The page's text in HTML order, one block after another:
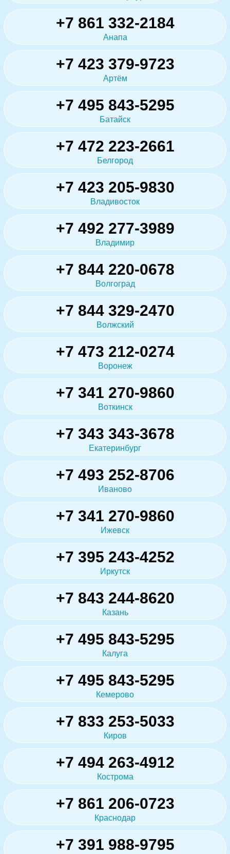
+7 861 332-2184
Анапа
+7 423 379-9723
Артём
+7 495 843-5295
Батайск
+7 472 223-2661
Белгород
+7 423 205-9830
Владивосток
+7 492 277-3989
Владимир
+7 844 220-0678
Волгоград
+7 844 329-2470
Волжский
+7 473 212-0274
Воронеж
+7 341 270-9860
Воткинск
+7 343 343-3678
Екатеринбург
+7 493 252-8706
Иваново
+7 341 270-9860
Ижевск
+7 395 243-4252
Иркутск
+7 843 244-8620
Казань
+7 495 843-5295
Калуга
+7 495 843-5295
Кемерово
+7 833 253-5033
Киров
+7 494 263-4912
Кострома
+7 861 206-0723
Краснодар
+7 391 988-9795